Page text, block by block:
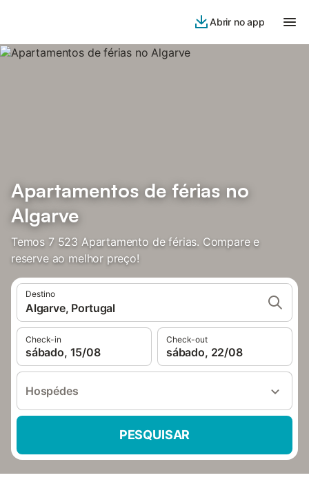
Abrir no app
Apartamentos de férias no
Algarve
Temos 7 523 Apartamento de férias. Compare e
reserve ao melhor preço!
Destino
Algarve, Portugal
Check-in
sábado, 15/08
Check-out
sábado, 22/08
Hospédes
PESQUISAR